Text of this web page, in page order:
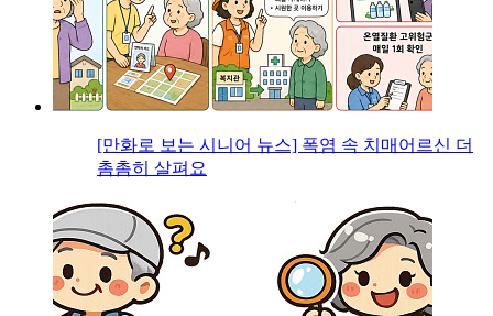
[만화로 보는 시니어 뉴스] 폭염 속 치매어르신 더
촘촘히 살펴요